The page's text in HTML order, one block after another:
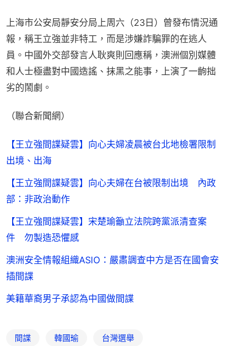
上海市公安局靜安分局上周六（23日）曾發布情況通
報，稱王立強並非特工，而是涉嫌詐騙罪的在逃人
員。中國外交部發言人耿爽則回應稱，澳洲個別媒體
和人士極盡對中國造謠、抹黑之能事，上演了一齣拙
劣的鬧劇。
（聯合新聞網）
【王立強間諜疑雲】向心夫婦凌晨被台北地檢署限制
出境、出海
【王立強間諜疑雲】向心夫婦在台被限制出境 內政
部：非政治動作
【王立強間諜疑雲】宋楚瑜籲立法院跨黨派清查案
件 勿製造恐懼感
澳洲安全情報組織ASIO：嚴肅調查中方是否在國會安
插間諜
美籍華裔男子承認為中國做間諜
間諜 韓國瑜 台灣選舉